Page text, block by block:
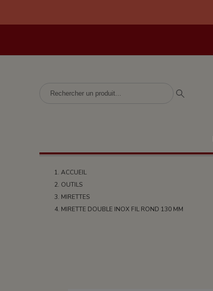
ACCUEIL
OUTILS
MIRETTES
MIRETTE DOUBLE INOX FIL ROND 130 MM